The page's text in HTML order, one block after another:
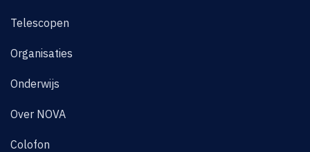
Telescopen
Organisaties
Onderwijs
Over NOVA
Colofon